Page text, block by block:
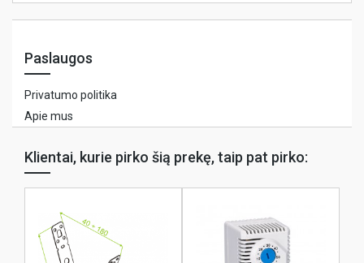
Paslaugos
Privatumo politika
Apie mus
Klientai, kurie pirko šią prekę, taip pat pirko: